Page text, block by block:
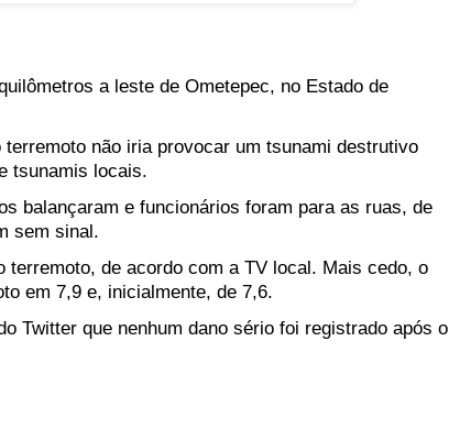
a leste de Ometepec, no Estado de
não iria provocar um tsunami destrutivo
tsunamis locais.
balançaram e funcionários foram para as ruas, de
sem sinal.
terremoto, de acordo com a TV local. Mais cedo, o
em 7,9 e, inicialmente, de 7,6.
Twitter que nenhum dano sério foi registrado após o